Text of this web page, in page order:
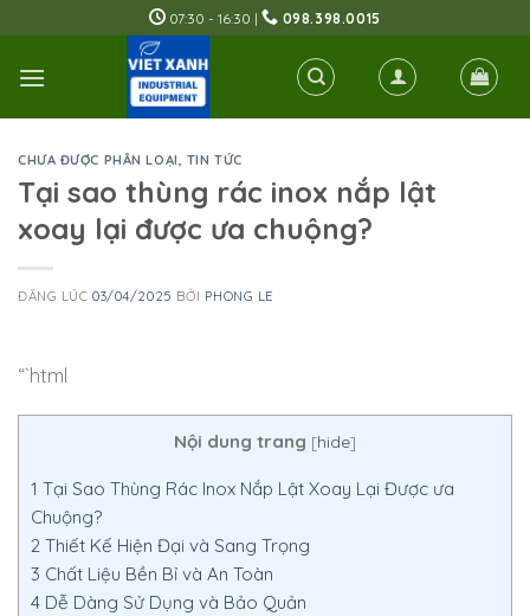
to
content
07:30 - 16:30 | 098.398.0015
CHƯA ĐƯỢC PHÂN LOẠI, TIN TỨC
Tại sao thùng rác inox nắp lật
xoay lại được ưa chuộng?
ĐĂNG LÚC03/04/2025 BỞI PHONG LE
“`html
Nội dung trang [hide]
1 Tại Sao Thùng Rác Inox Nắp Lật Xoay Lại Được ưa
Chuộng?
2 Thiết Kế Hiện Đại và Sang Trọng
3 Chất Liệu Bền Bỉ và An Toàn
4 Dễ Dàng Sử Dụng và Bảo Quản